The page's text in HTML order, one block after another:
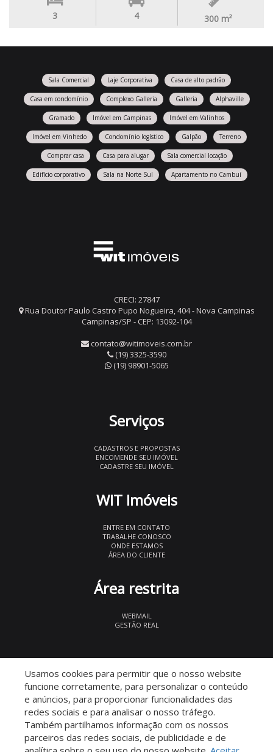
3 4 300 m²
Sala Comercial Laje Corporativa Casa de alto padrão
Casa em condomínio Complexo Galleria Galleria Alphaville
Gramado Imóvel em Campinas Imóvel em Valinhos
Imóvel em Vinhedo Condomínio logístico Galpão Terreno
Comprar casa Casa para alugar Sala comercial locação
Edifício corporativo Sala na Norte Sul Apartamento no Cambuí
CRECI: 27847
Rua Doutor Paulo Castro Pupo Nogueira, 404 - Nova Campinas
Campinas/SP - CEP: 13092-104
contato@witimoveis.com.br
(19) 3325-3590
(19) 98901-5065
Serviços
CADASTROS E PROPOSTAS
ENCOMENDE SEU IMÓVEL
CADASTRE SEU IMÓVEL
WIT Imóveis
ENTRE EM CONTATO
TRABALHE CONOSCO
ONDE ESTAMOS
ÁREA DO CLIENTE
Área restrita
WEBMAIL
GESTÃO REAL
Descomplicado por:
Usamos cookies para permitir que o nosso website
funcione corretamente, para personalizar o conteúdo
e anúncios, para proporcionar funcionalidades das
redes sociais e para analisar o nosso tráfego.
Também partilhamos informação com os nossos
parceiros das redes sociais, de publicidade e de